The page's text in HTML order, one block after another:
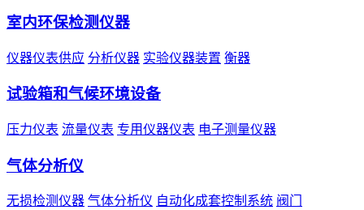
室内环保检测仪器
仪器仪表供应 分析仪器 实验仪器装置 衡器
试验箱和气候环境设备
压力仪表 流量仪表 专用仪器仪表 电子测量仪器
气体分析仪
无损检测仪器 气体分析仪 自动化成套控制系统 阀门